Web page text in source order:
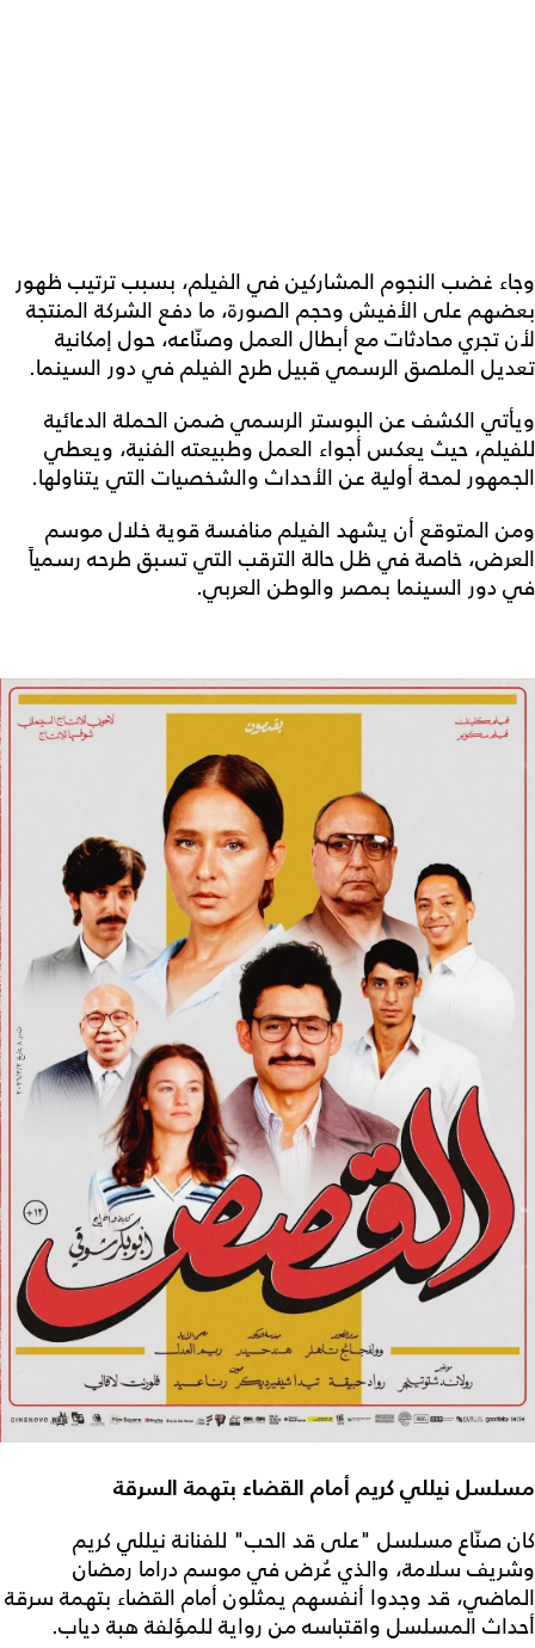
وجاء غضب النجوم المشاركين في الفيلم، بسبب ترتيب ظهور
بعضهم على الأفيش وحجم الصورة، ما دفع الشركة المنتجة
لأن تجري محادثات مع أبطال العمل وصنّاعه، حول إمكانية
تعديل الملصق الرسمي قبيل طرح الفيلم في دور السينما.
ويأتي الكشف عن البوستر الرسمي ضمن الحملة الدعائية
للفيلم، حيث يعكس أجواء العمل وطبيعته الفنية، ويعطي
الجمهور لمحة أولية عن الأحداث والشخصيات التي يتناولها.
ومن المتوقع أن يشهد الفيلم منافسة قوية خلال موسم
العرض، خاصة في ظل حالة الترقب التي تسبق طرحه رسمياً
في دور السينما بمصر والوطن العربي.
مسلسل نيللي كريم أمام القضاء بتهمة السرقة
كان صنّاع مسلسل "على قد الحب" للفنانة نيللي كريم
وشريف سلامة، والذي عُرض في موسم دراما رمضان
الماضي، قد وجدوا أنفسهم يمثلون أمام القضاء بتهمة سرقة
أحداث المسلسل واقتباسه من رواية للمؤلفة هبة دياب.